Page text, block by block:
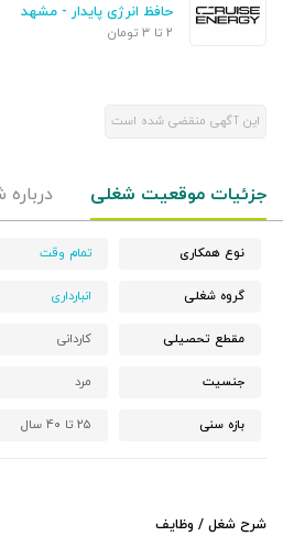
حافظ انرژی پایدار - مشهد
۲ تا ۳ تومان
این آگهی منقضی شده است
جزئیات موقعیت شغلی
نوع همکاری تمام وقت
گروه شغلی انبارداری
مقطع تحصیلی کاردانی
جنسیت مرد
بازه سنی ۲۵ تا ۴۰ سال
شرح شغل / وظایف